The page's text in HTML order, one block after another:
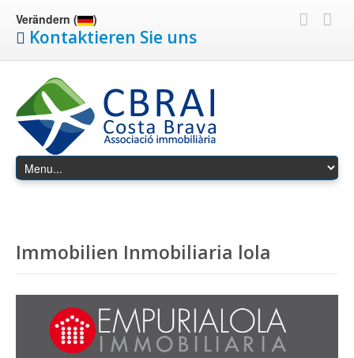
Verändern ( )
Kontaktieren Sie uns
Immobilien Inmobiliaria lola